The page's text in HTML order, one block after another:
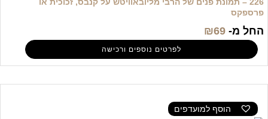
פרספקס
החל מ- ₪69
לפרטים נוספים ורכישה
הוסף למועדפים